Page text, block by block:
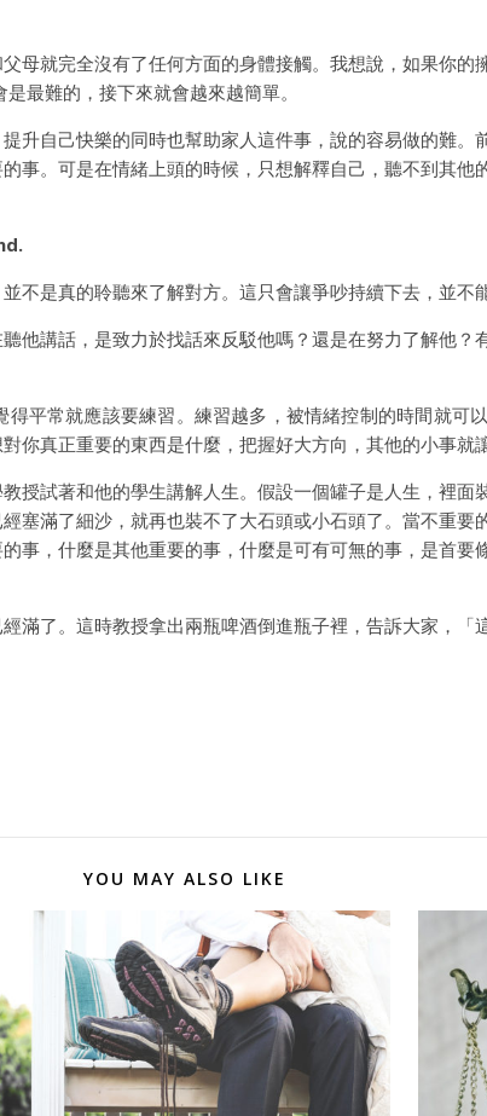
母就完全沒有了任何方面的身體接觸。我想說，如果你的
最難的，接下來就會越來越簡單。
升自己快樂的同時也幫助家人這件事，說的容易做的難
事。可是在情緒上頭的時候，只想解釋自己，聽不到其他
不是真的聆聽來了解對方。這只會讓爭吵持續下去，並不
他講話，是致力於找話來反駁他嗎？還是在努力了解他？
平常就應該要練習。練習越多，被情緒控制的時間就可
你真正重要的東西是什麼，把握好大方向，其他的小事就
教授試著和他的學生講解人生。假設一個罐子是人生，裡
塞滿了細沙，就再也裝不了大石頭或小石頭了。當不重
事，什麼是其他重要的事，什麼是可有可無的事，是首要
滿了。這時教授拿出兩瓶啤酒倒進瓶子裡，告訴大家，「
YOU MAY ALSO LIKE